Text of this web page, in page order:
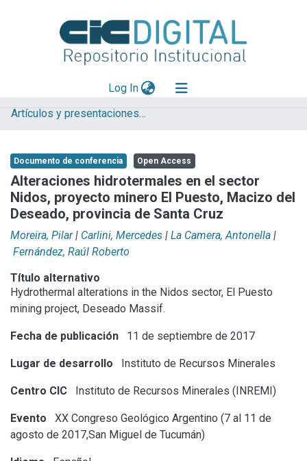
Log In(current)
Explorar
Aportar material
Statistics
Artículos y presentaciones en Congresos
Documento de conferencia Open Access
Alteraciones hidrotermales en el sector
Nidos, proyecto minero El Puesto, Macizo del
Deseado, provincia de Santa Cruz
Moreira, Pilar | Carlini, Mercedes | La Camera, Antonella |
Fernández, Raúl Roberto
Título alternativo
Hydrothermal alterations in the Nidos sector, El Puesto
mining project, Deseado Massif.
Fecha de publicación 11 de septiembre de 2017
Lugar de desarrollo Instituto de Recursos Minerales
Centro CIC Instituto de Recursos Minerales (INREMI)
Evento
XX Congreso Geológico Argentino (7 al 11 de
agosto de 2017,San Miguel de Tucumán)